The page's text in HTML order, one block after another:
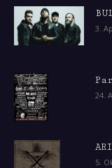
3.
24.
5.